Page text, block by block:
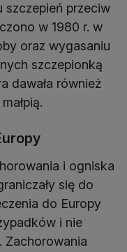
szczepień przeciw
w 1980 r. w
oraz wygasaniu
szczepionką
dawała również
i ogniska
się do
do Europy
i nie
Zachorowania